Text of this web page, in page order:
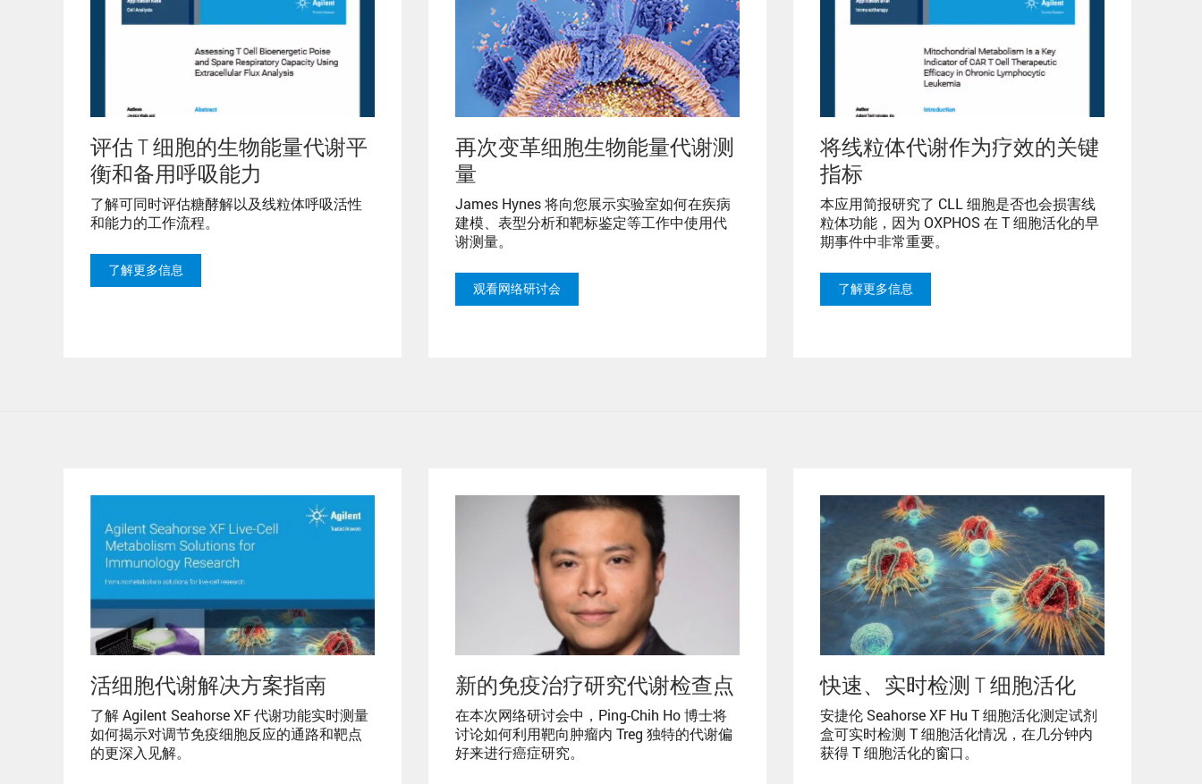
评估 T 细胞的生物能量代谢平
衡和备用呼吸能力
了解可同时评估糖酵解以及线粒体呼吸活性
和能力的工作流程。
了解更多信息
再次变革细胞生物能量代谢测
量
James Hynes 将向您展示实验室如何在疾病
建模、表型分析和靶标鉴定等工作中使用代
谢测量。
观看网络研讨会
将线粒体代谢作为疗效的关键
指标
本应用简报研究了 CLL 细胞是否也会损害线
粒体功能，因为 OXPHOS 在 T 细胞活化的早
期事件中非常重要。
了解更多信息
活细胞代谢解决方案指南
了解 Agilent Seahorse XF 代谢功能实时测量
如何揭示对调节免疫细胞反应的通路和靶点
的更深入见解。
新的免疫治疗研究代谢检查点
在本次网络研讨会中，Ping-Chih Ho 博士将
讨论如何利用靶向肿瘤内 Treg 独特的代谢偏
好来进行癌症研究。
快速、实时检测 T 细胞活化
安捷伦 Seahorse XF Hu T 细胞活化测定试剂
盒可实时检测 T 细胞活化情况，在几分钟内
获得 T 细胞活化的窗口。